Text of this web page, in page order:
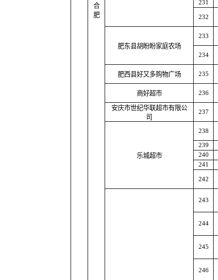
合
肥
231
232
肥东县胡盼盼家庭农场
233
234
肥西县好又多购物广场 235
商好超市 236
安庆市世纪华联超市有限公
司
237
乐城超市
238
239
240
241
242
243
244
245
246